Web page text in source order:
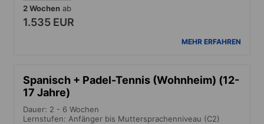
2 Wochen ab
1.535 EUR
MEHR ERFAHREN
Spanisch + Padel-Tennis (Wohnheim) (12-
17 Jahre)
Dauer: 2 - 6 Wochen
Lernstufen: Anfänger bis Muttersprachenniveau (C2)